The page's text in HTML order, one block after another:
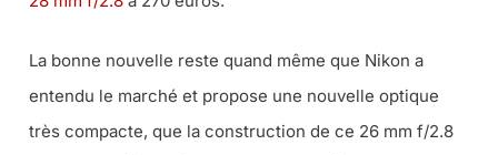
La bonne nouvelle reste quand même que Nikon a
entendu le marché et propose une nouvelle optique
très compacte, que la construction de ce 26 mm f/2.8